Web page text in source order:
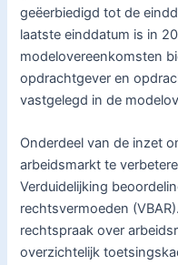
geëerbiedigd tot de
laatste einddatum is in
modelovereenkomsten
opdrachtgever en
vastgelegd in de
Onderdeel van de inzet
arbeidsmarkt te
Verduidelijking
rechtsvermoeden
rechtspraak over
overzichtelijk